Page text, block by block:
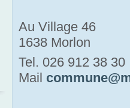
Au Village 46
1638 Morlon
Tel. 026 912 38 30
Mail